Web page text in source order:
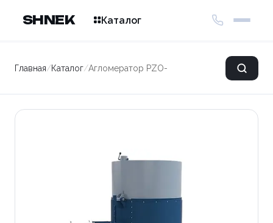
SHNEK Каталог
Главная/Каталог/Агломератор PZO-A-45